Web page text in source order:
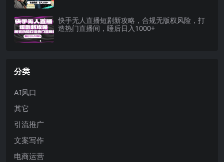
快手无人直播短剧新攻略，合规无版权风险，打
造热门直播间，睡后日入1000+
分类
AI风口
其它
引流推广
文案写作
电商运营